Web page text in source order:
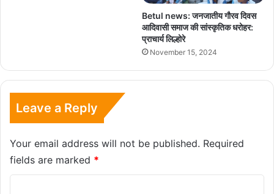
Betul news: जनजातीय गौरव दिवस
आदिवासी समाज की सांस्कृतिक धरोहर:
प्राचार्य लिल्होरे
November 15, 2024
Leave a Reply
Your email address will not be published. Required
fields are marked *